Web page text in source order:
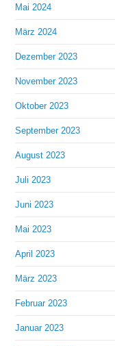
Mai 2024
März 2024
Dezember 2023
November 2023
Oktober 2023
September 2023
August 2023
Juli 2023
Juni 2023
Mai 2023
April 2023
März 2023
Februar 2023
Januar 2023